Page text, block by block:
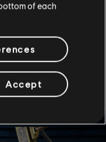
devons nous
c'est certain, mais il
de Rainbow
of each
Accept